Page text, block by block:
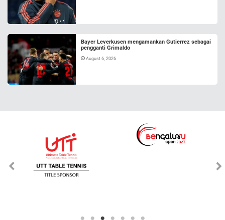
Bayer Leverkusen mengamankan Gutierrez sebagai
pengganti Grimaldo
August 6, 2026